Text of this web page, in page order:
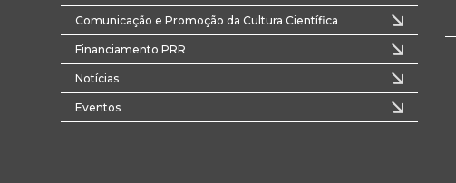
Comunicação e Promoção da Cultura Científica
Financiamento PRR
Notícias
Eventos